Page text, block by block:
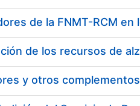
y otros complementos